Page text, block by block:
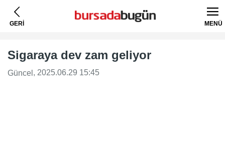
GERİ MENÜ
Sigaraya dev zam geliyor
Güncel , 2025.06.29 15:45